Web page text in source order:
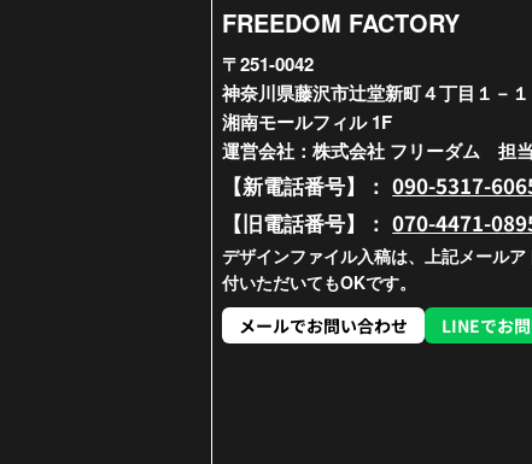
FREEDOM FACTORY
〒251-0042
神奈川県藤沢市辻堂新町４丁目１－１
湘南モールフィル 1F
運営会社：株式会社 フリーダム 担
【新電話番号】：090-5317-
【旧電話番号】：070-4471-
デザインファイル入稿は、上記メール
付いただいてもOKです。
メールでお問い合わせ
LINEでお